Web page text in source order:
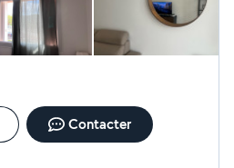
Contacter